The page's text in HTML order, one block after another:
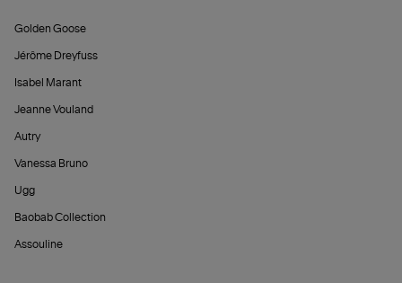
Golden Goose
Jérôme Dreyfuss
Isabel Marant
Jeanne Vouland
Autry
Vanessa Bruno
Ugg
Baobab Collection
Assouline